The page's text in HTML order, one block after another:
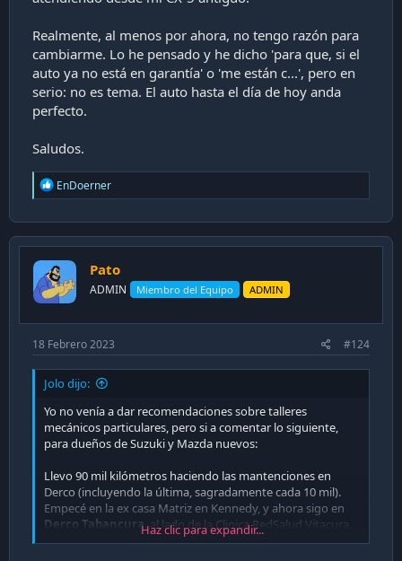
Realmente, al menos por ahora, no tengo razón para
cambiarme. Lo he pensado y he dicho 'para que, si el
auto ya no está en garantía' o 'me están c...', pero en
serio: no es tema. El auto hasta el día de hoy anda
perfecto.
Saludos.
R
e
c
t
o
n
s
EnDoerner
Pato
ADMIN Miembro del Equipo ADMIN
18 Febrero 2023 #124
Jolo dijo:
Yo no venía a dar recomendaciones sobre talleres
mecánicos particulares, pero si a comentar lo siguiente,
para dueños de Suzuki y Mazda nuevos:
Llevo 90 mil kilómetros haciendo las mantenciones en
Derco (incluyendo la última, sagradamente cada 10 mil).
Empecé en la ex casa Matriz en Kennedy, y ahora sigo en
Derco Tabancura , al lado de la Clinica RedSalud Vitacura.
Solo tuve un desliz cuando lo tuve que llevar a Mazda
Haz clic para expandir...